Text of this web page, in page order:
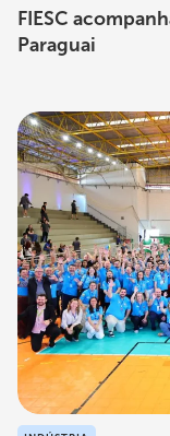
FIESC
Paraguai